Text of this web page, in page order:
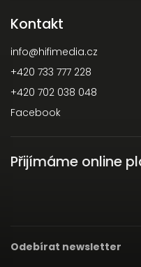
Kontakt
info@hifimedia.cz
+420 733 777 228
+420 702 038 048
Facebook
Přijímáme online
Odebírat newsletter